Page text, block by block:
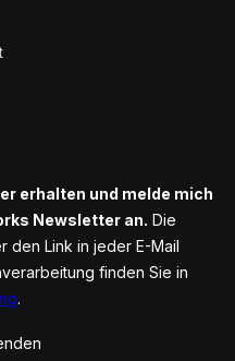
erhalten und melde mich
Newsletter an. Die
den Link in jeder E-Mail
finden Sie in
.